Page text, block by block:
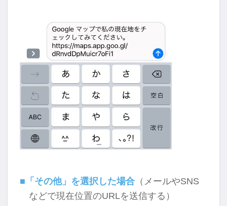
■「その他」を選択した場合 （メールやSNS
などで現在位置のURLを送信する）